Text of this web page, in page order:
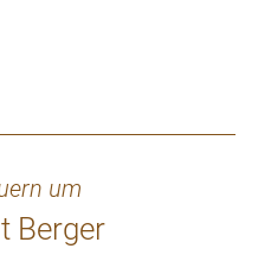
um
Berger